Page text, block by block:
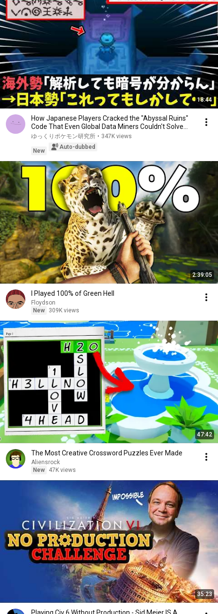
18:44
How Japanese Players Cracked the "Abyssal Ruins"
Code That Even Global Data Miners Couldn't Solve...
ゆっくりポケモン研究所 • 347K views
New
Auto-dubbed
2:39:05
I Played 100% of Green Hell
Floydson
New
309K views
47:42
The Most Creative Crossword Puzzles Ever Made
Aliensrock
New
47K views
35:23